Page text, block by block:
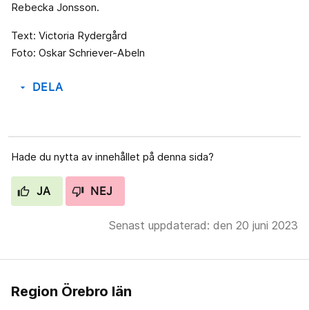
Rebecka Jonsson.
Text: Victoria Rydergård
Foto: Oskar Schriever-Abeln
arrow_drop_down DELA
Hade du nytta av innehållet på denna sida?
JA NEJ
Senast uppdaterad: den 20 juni 2023
Region Örebro län